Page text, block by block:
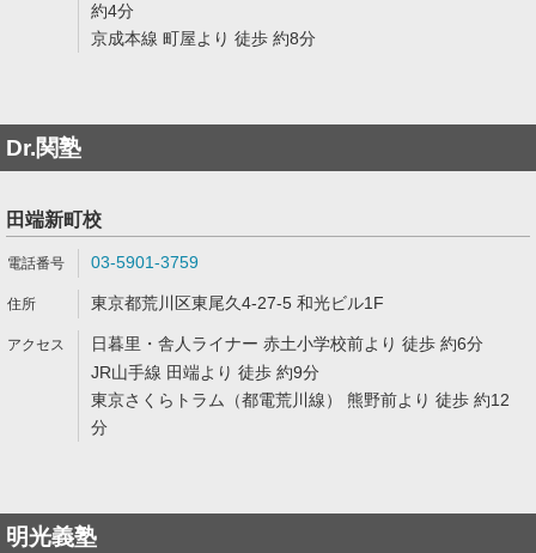
約4分
京成本線 町屋より 徒歩 約8分
Dr.関塾
田端新町校
03-5901-3759
東京都荒川区東尾久4-27-5 和光ビル1F
日暮里・舎人ライナー 赤土小学校前より 徒歩 約6分
JR山手線 田端より 徒歩 約9分
東京さくらトラム（都電荒川線） 熊野前より 徒歩 約12
分
明光義塾